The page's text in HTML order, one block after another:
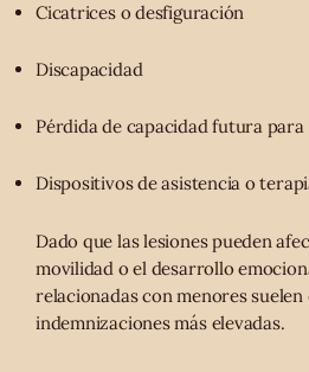
Cicatrices o desfiguración
Discapacidad
Pérdida de capacidad futura
Dispositivos de asistencia o
Dado que las lesiones pueden
movilidad o el desarrollo
relacionadas con menores
indemnizaciones más elevadas.